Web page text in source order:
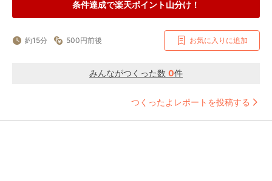
条件達成で楽天ポイント山分け！
約15分 500円前後 お気に入りに追加
みんながつくった数 0件
つくったよレポートを投稿する